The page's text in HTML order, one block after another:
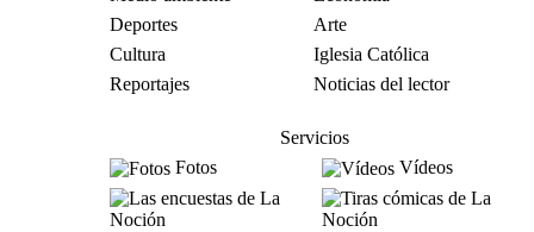
Deportes
Arte
Cultura
Iglesia Católica
Reportajes
Noticias del lector
Servicios
Fotos
Vídeos